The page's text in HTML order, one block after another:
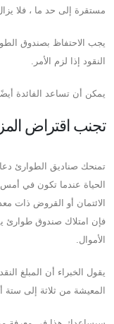
مستقرة إلى حد ما ، فلا
يجب الاحتفاظ بصندوق
النقود إذا لزم الأمر.
يمكن أن تساعد الفائدة
تجنب اقتراض
تمنحك صناديق الطوارئ
الحياة عندما تكون في
الائتمان أو القروض ذات
فإن امتلاك صندوق طوارئ
الأموال.
يقول الخبراء أن المبلغ
المعيشة من ثلاثة إلى ستة